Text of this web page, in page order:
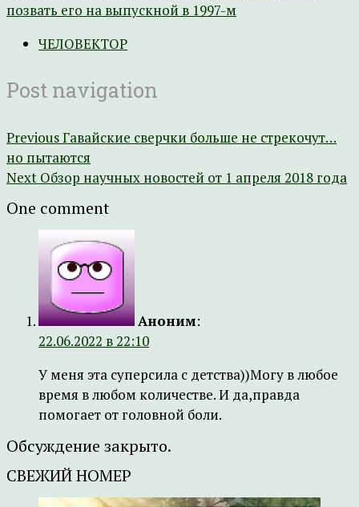
позвать его на выпускной в 1997-м
ЧЕЛОВЕКТОР
Post navigation
PreviousГавайские сверчки больше не стрекочут…
но пытаются
Next Обзор научных новостей от 1 апреля 2018 года
One comment
Аноним:
22.06.2022 в 22:10
У меня эта суперсила с детства))Могу в любое
время в любом количестве. И да,правда
помогает от головной боли.
Обсуждение закрыто.
СВЕЖИЙ НОМЕР